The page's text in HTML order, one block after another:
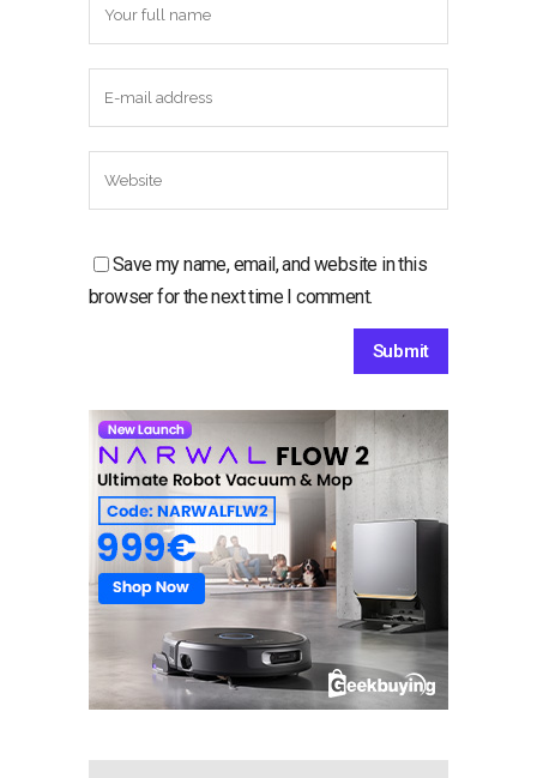
Save my name, email, and website in this
browser for the next time I comment.